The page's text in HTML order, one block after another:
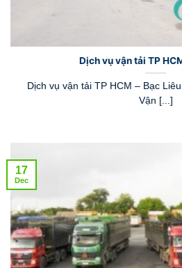
Dịch vụ vận tải TP
Dịch vụ vận tải TP HCM – Bạc
Vận [...]
17
Dec